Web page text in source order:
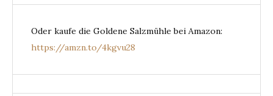
Oder kaufe die Goldene Salzmühle bei Amazon:
https://amzn.to/4kgvu28